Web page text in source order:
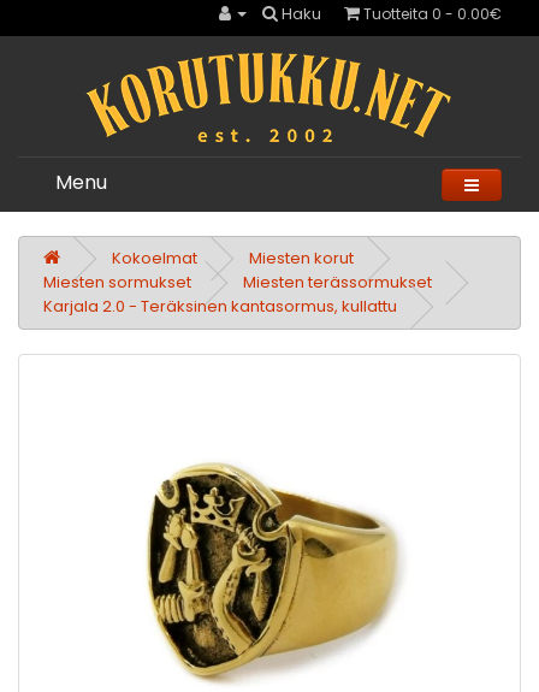
Haku Tuotteita 0 - 0.00€
Menu
Kokoelmat
Miesten korut
Miesten sormukset
Miesten terässormukset
Karjala 2.0 - Teräksinen kantasormus, kullattu